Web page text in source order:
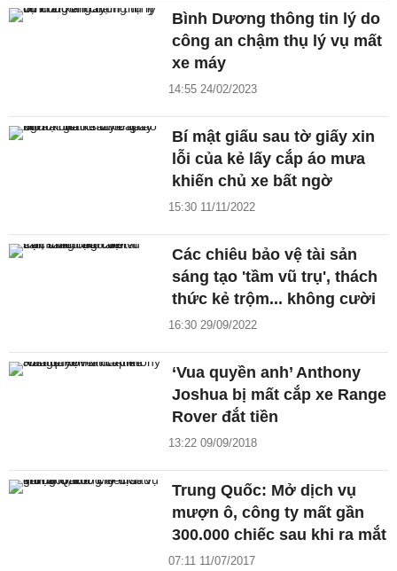
Bình Dương thông tin lý do
công an chậm thụ lý vụ mất
xe máy
14:55 24/02/2023
Bí mật giấu sau tờ giấy xin
lỗi của kẻ lấy cắp áo mưa
khiến chủ xe bất ngờ
15:30 11/11/2022
Các chiêu bảo vệ tài sản
sáng tạo 'tầm vũ trụ', thách
thức kẻ trộm... không cười
16:30 29/09/2022
‘Vua quyền anh’ Anthony
Joshua bị mất cắp xe Range
Rover đắt tiền
13:22 09/09/2018
Trung Quốc: Mở dịch vụ
mượn ô, công ty mất gần
300.000 chiếc sau khi ra mắt
07:11 11/07/2017